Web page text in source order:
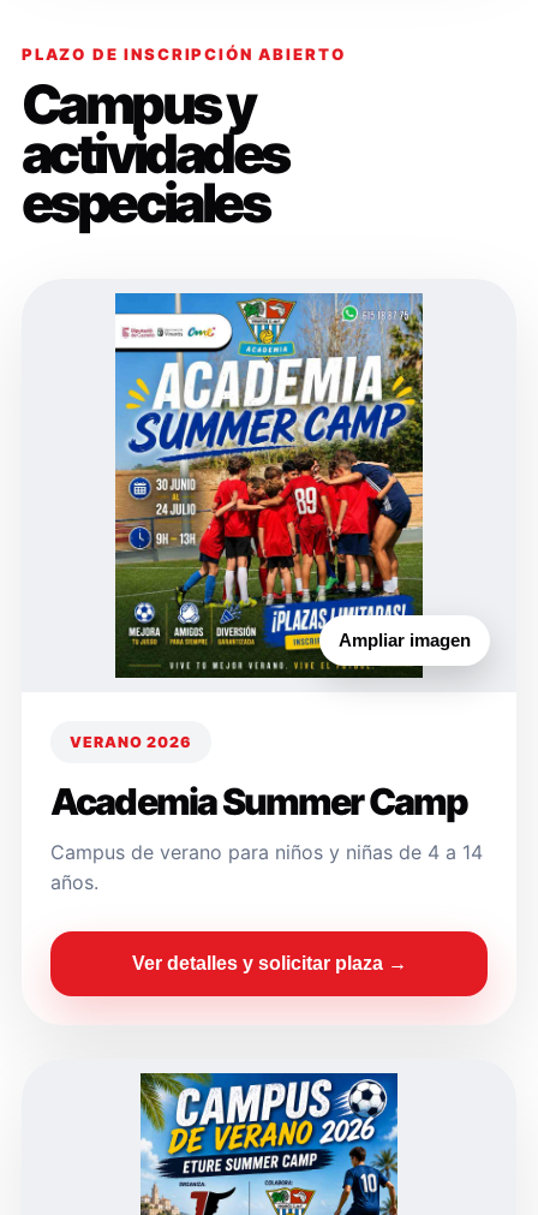
PLAZO DE INSCRIPCIÓN ABIERTO
Campus y
actividades
especiales
Ampliar imagen
VERANO 2026
Academia Summer Camp
Campus de verano para niños y niñas de 4 a 14
años.
Ver detalles y solicitar plaza →